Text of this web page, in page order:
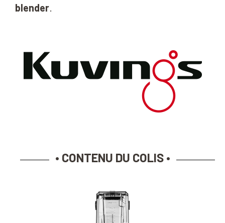
blender.
• CONTENU DU COLIS •